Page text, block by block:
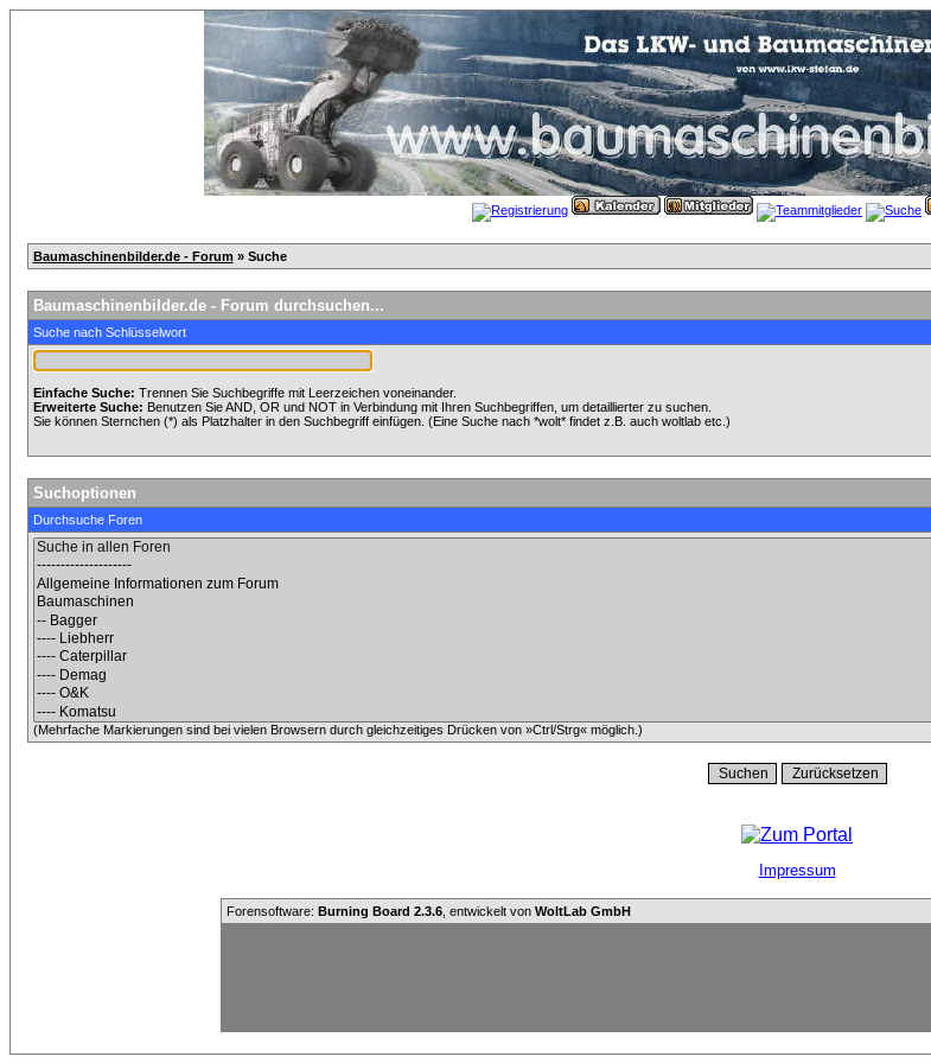
Baumaschinenbilder.de - Forum » Suche
Baumaschinenbilder.de - Forum durchsuchen...
Suche nach Schlüsselwort
Einfache Suche: Trennen Sie Suchbegriffe mit Leerzeichen voneinander.
Erweiterte Suche: Benutzen Sie AND, OR und NOT in Verbindung mit Ihren Suchbegriffen, um detaillierter zu suchen.
Sie können Sternchen (*) als Platzhalter in den Suchbegriff einfügen. (Eine Suche nach *wolt* findet z.B. auch woltlab etc.)
Suchoptionen
Durchsuche Foren
(Mehrfache Markierungen sind bei vielen Browsern durch gleichzeitiges Drücken von »Ctrl/Strg« möglich.)
Impressum
Forensoftware: Burning Board 2.3.6 , entwickelt von WoltLab GmbH